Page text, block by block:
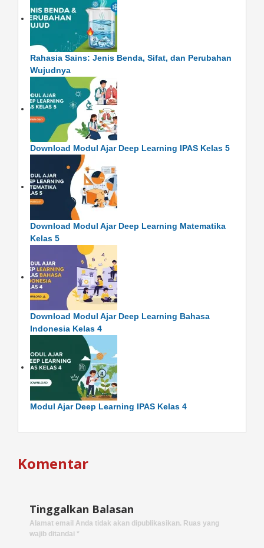
Rahasia Sains: Jenis Benda, Sifat, dan Perubahan
Wujudnya
Download Modul Ajar Deep Learning IPAS Kelas 5
Download Modul Ajar Deep Learning Matematika
Kelas 5
Download Modul Ajar Deep Learning Bahasa
Indonesia Kelas 4
Modul Ajar Deep Learning IPAS Kelas 4
Komentar
Tinggalkan Balasan
Alamat email Anda tidak akan dipublikasikan. Ruas yang
wajib ditandai *